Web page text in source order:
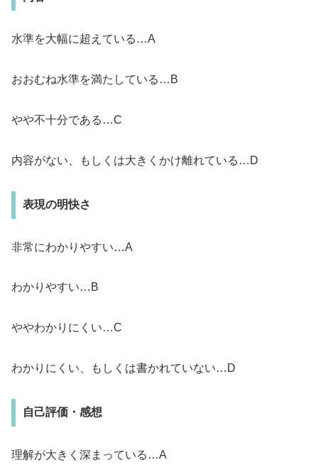
水準を大幅に超えている…A
おおむね水準を満たしている…B
やや不十分である…C
内容がない、もしくは大きくかけ離れている…D
表現の明快さ
非常にわかりやすい…A
わかりやすい…B
ややわかりにくい…C
わかりにくい、もしくは書かれていない…D
自己評価・感想
理解が大きく深まっている…A